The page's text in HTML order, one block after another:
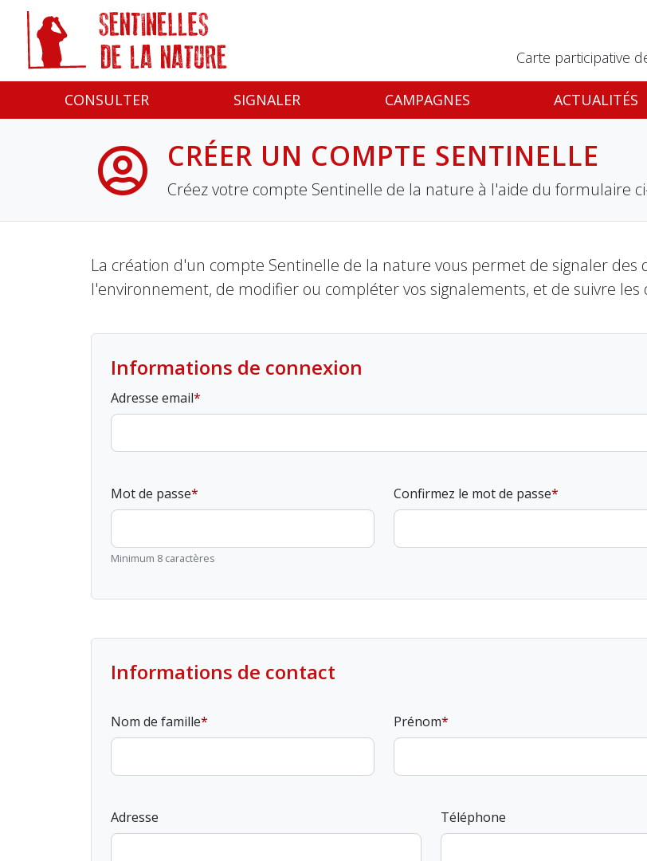
Carte participative
CONSULTER SIGNALER CAMPAGNES ACTUALITÉS
CRÉER UN COMPTE SENTINELLE
Créez votre compte Sentinelle de la nature à l'aide du formulaire
La création d'un compte Sentinelle de la nature vous permet de signaler des
l'environnement, de modifier ou compléter vos signalements, et de suivre les
Informations de connexion
Adresse email
Mot de passe
Minimum 8 caractères
Confirmez le mot de passe
Informations de contact
Nom de famille Prénom
Adresse Téléphone
Panneau de gestion des cookies